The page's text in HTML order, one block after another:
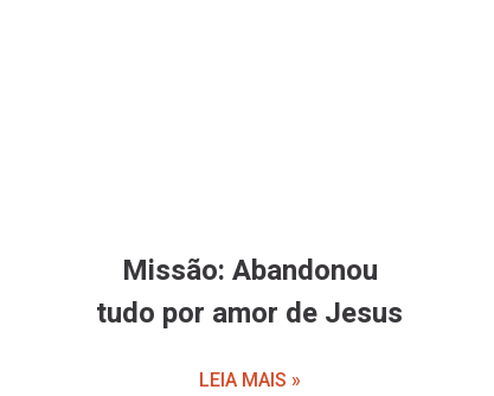
Missão: Abandonou
tudo por amor de Jesus
LEIA MAIS »